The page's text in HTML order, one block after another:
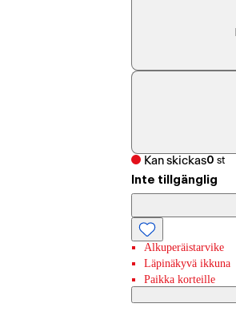
Kan skickas0 st
Inte tillgänglig
Alkuperäistarvike
Läpinäkyvä ikkuna
Paikka korteille